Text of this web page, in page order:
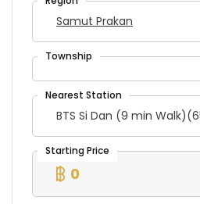
Samut Prakan
BTS Si Dan (9 min
0